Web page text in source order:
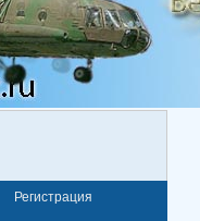
Регистрация